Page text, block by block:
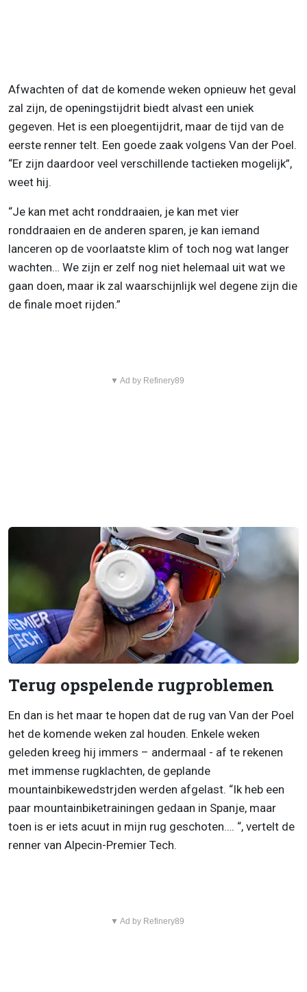
Afwachten of dat de komende weken opnieuw het geval
zal zijn, de openingstijdrit biedt alvast een uniek
gegeven. Het is een ploegentijdrit, maar de tijd van de
eerste renner telt. Een goede zaak volgens Van der Poel.
“Er zijn daardoor veel verschillende tactieken mogelijk”,
weet hij.
“Je kan met acht ronddraaien, je kan met vier
ronddraaien en de anderen sparen, je kan iemand
lanceren op de voorlaatste klim of toch nog wat langer
wachten… We zijn er zelf nog niet helemaal uit wat we
gaan doen, maar ik zal waarschijnlijk wel degene zijn die
de finale moet rijden.”
▼ Ad by Refinery89
Terug opspelende rugproblemen
En dan is het maar te hopen dat de rug van Van der Poel
het de komende weken zal houden. Enkele weken
geleden kreeg hij immers – andermaal - af te rekenen
met immense rugklachten, de geplande
mountainbikewedstrjden werden afgelast. “Ik heb een
paar mountainbiketrainingen gedaan in Spanje, maar
toen is er iets acuut in mijn rug geschoten…. “, vertelt de
renner van Alpecin-Premier Tech.
▼ Ad by Refinery89